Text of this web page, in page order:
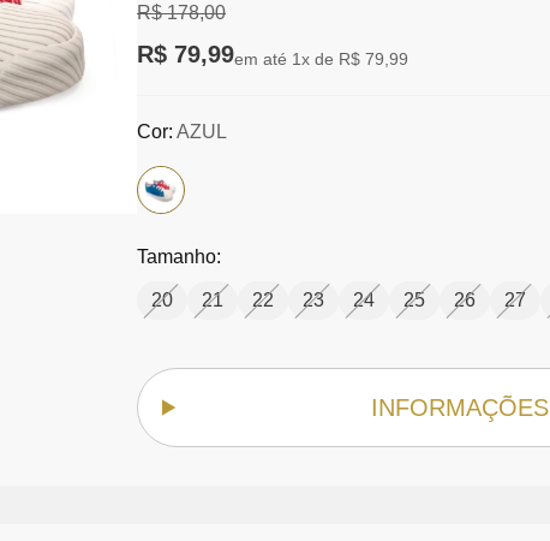
R$ 178,00
R$ 79,99em até 1x de R$ 79,99
Cor: AZUL
Tamanho:
20 21 22 23 24 25 26 27
INFORMAÇÕES